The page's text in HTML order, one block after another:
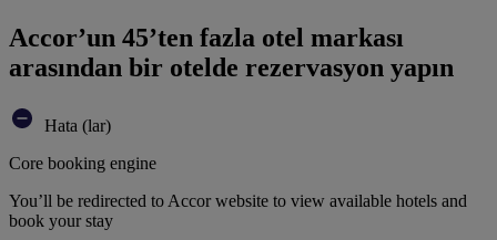
Accor’un 45’ten fazla otel markası
arasından bir otelde rezervasyon yapın
Hata (lar)
Core booking engine
You’ll be redirected to Accor website to view available hotels and
book your stay